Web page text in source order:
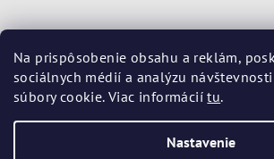
Na prispôsobenie obsahu a reklám,
sociálnych médií a analýzu
súbory cookie. Viac informáciítu.
Nastavenie